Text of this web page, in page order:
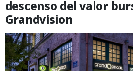
descenso del valor
Grandvision